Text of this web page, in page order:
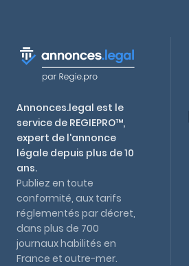
Annonces.legal est le
service de REGIEPRO™,
expert de l'annonce
légale depuis plus de 10
ans.
Publiez en toute
conformité, aux tarifs
réglementés par décret,
dans plus de 700
journaux habilités en
France et outre-mer.